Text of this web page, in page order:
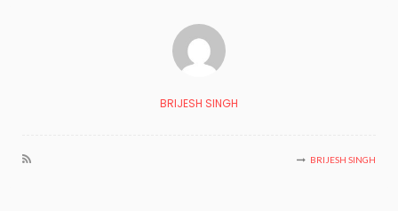
BRIJESH SINGH
BRIJESH SINGH